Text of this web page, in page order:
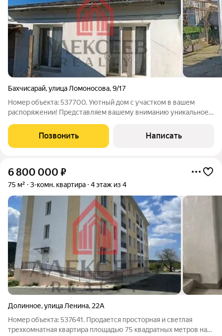
Бахчисарай,улица Ломоносова,9/17
Номер объекта: 537700. Уютный дом с участком в вашем
распоряжении! Представляем вашему вниманию уникальное
не просто квартира, а полноценный дом, где вы сможете
наслаждаться всеми
Позвонить Написать
6 800 000 ₽
75 м² 3-комн. квартира 4 этаж из 4
Долинное,улица Ленина, 22А
Номер объекта: 537641. Продается просторная и светлая
трехкомнатная квартира площадью 75 квадратных метров на